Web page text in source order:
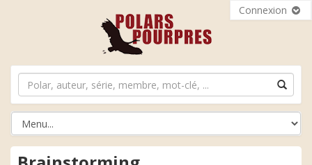
Connexion